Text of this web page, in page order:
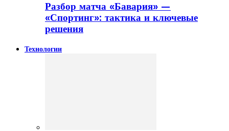
Разбор матча «Бавария» —
«Спортинг»: тактика и ключевые
решения
Технологии